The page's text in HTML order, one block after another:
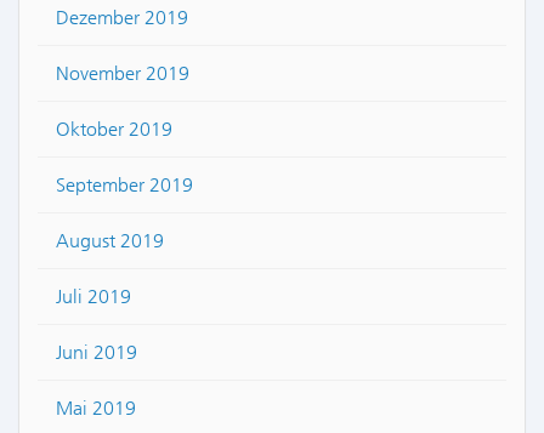
Dezember 2019
November 2019
Oktober 2019
September 2019
August 2019
Juli 2019
Juni 2019
Mai 2019